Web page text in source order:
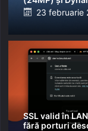
Posted
23 februarie
SSL valid în
fără porturi